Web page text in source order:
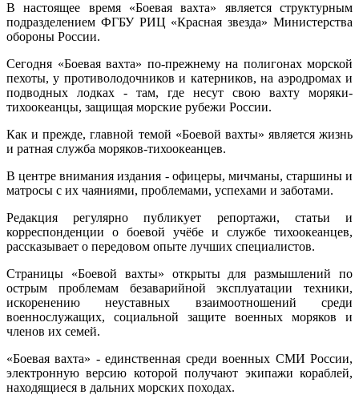
В настоящее время «Боевая вахта» является структурным
подразделением ФГБУ РИЦ «Красная звезда» Министерства
обороны России.
Сегодня «Боевая вахта» по-прежнему на полигонах морской
пехоты, у противолодочников и катерников, на аэродромах и
подводных лодках - там, где несут свою вахту моряки-
тихоокеанцы, защищая морские рубежи России.
Как и прежде, главной темой «Боевой вахты» является жизнь
и ратная служба моряков-тихоокеанцев.
В центре внимания издания - офицеры, мичманы, старшины и
матросы с их чаяниями, проблемами, успехами и заботами.
Редакция регулярно публикует репортажи, статьи и
корреспонденции о боевой учёбе и службе тихоокеанцев,
рассказывает о передовом опыте лучших специалистов.
Страницы «Боевой вахты» открыты для размышлений по
острым проблемам безаварийной эксплуатации техники,
искоренению неуставных взаимоотношений среди
военнослужащих, социальной защите военных моряков и
членов их семей.
«Боевая вахта» - единственная среди военных СМИ России,
электронную версию которой получают экипажи кораблей,
находящиеся в дальних морских походах.